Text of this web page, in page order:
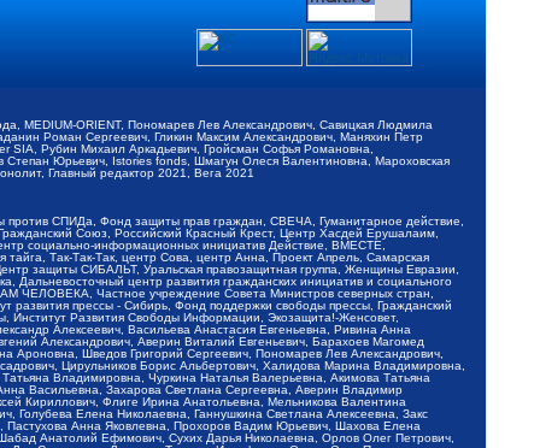
MEDIUM-ORIENT, Пономарев Лев Александрович, Савицкая Людмила
Роман Сергеевич, Гликин Максим Александрович, Маняхин Петр
Рубин Михаил Аркадьевич, Гройсман Софья Романовна,
Юрьевич, Istories fonds, Шмагун Олеся Валентиновна, Мароховская
Главный редактор 2021, Вега 2021
СПИДа, Фонд защиты прав граждан, СВЕЧА, Гуманитарное действие,
Союз, Российский Красный Крест, Центр Хасдей Ерушалаим,
социально-информационных инициатив Действие, ВМЕСТЕ,
Так-Так-Так, центр Сова, центр Анна, Проект Апрель, Самарская
защиты СИБАЛЬТ, Уральская правозащитная группа, Женщины Евразии,
Дальневосточный центр развития гражданских инициатив и социального
ЧЕЛОВЕКА, Частное учреждение Совета Министров северных стран,
прессы - Сибирь, Фонд поддержки свободы прессы, Гражданский
Институт Развития Свободы Информации, Экозащита!-Женсовет,
Алексеевич, Васильева Анастасия Евгеньевна, Ривина Анна
Александрович, Аверин Виталий Евгеньевич, Барахоев Магомед
Шведов Григорий Сергеевич, Пономарев Лев Александрович,
Цирульников Борис Альбертович, Халидова Марина Владимировна,
Владимировна, Чуркина Наталья Валерьевна, Акимова Татьяна
Васильевна, Захарова Светлана Сергеевна, Аверин Владимир
Кириллович, Флиге Ирина Анатольевна, Мельникова Валентина
Елена Николаевна, Ганнушкина Светлана Алексеевна, Закс
Анна Яковлевна, Прохоров Вадим Юрьевич, Шахова Елена
Анатолий Ефимович, Сухих Дарья Николаевна, Орлов Олег Петрович,